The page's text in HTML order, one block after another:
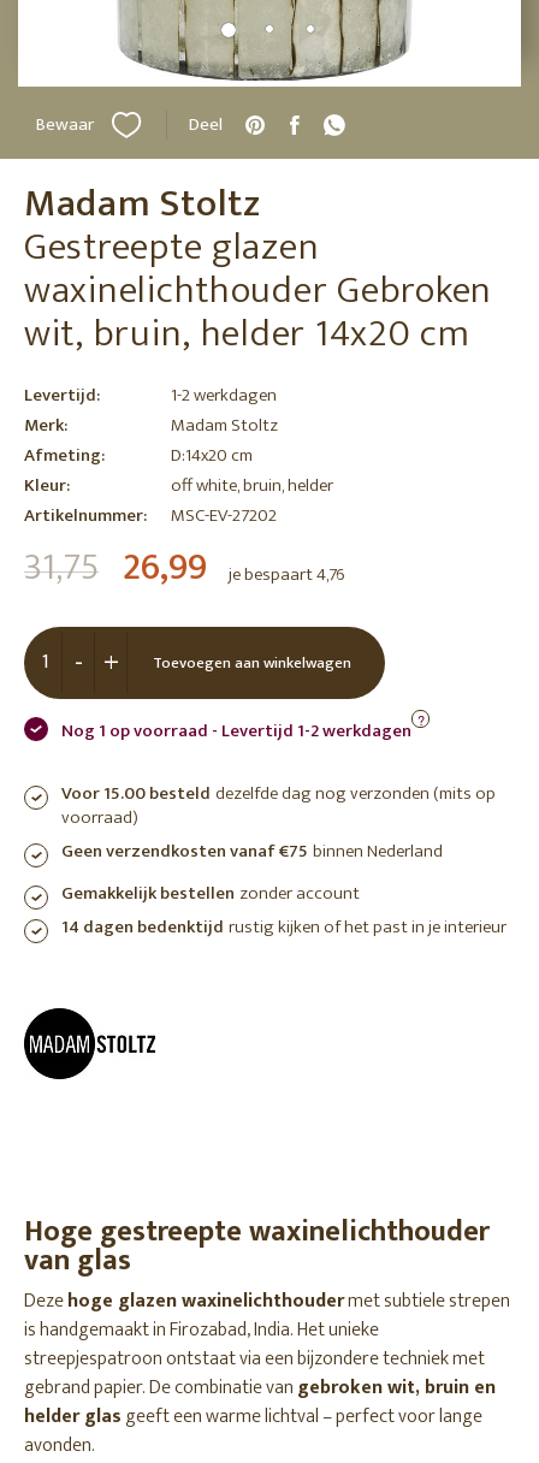
Bewaar Deel
Madam Stoltz
Gestreepte glazen
waxinelichthouder Gebroken
wit, bruin, helder 14x20 cm
Levertijd:
1-2 werkdagen
Merk:
Madam Stoltz
Afmeting:
D:14x20 cm
Kleur:
off white, bruin, helder
Artikelnummer:
MSC-EV-27202
31,75 26,99 je bespaart 4,76
+
- Toevoegen aan winkelwagen
Nog 1 op voorraad - Levertijd 1-2 werkdagen ?
Voor 15.00 besteld dezelfde dag nog verzonden (mits op
voorraad)
Geen verzendkosten vanaf €75 binnen Nederland
Gemakkelijk bestellen zonder account
14 dagen bedenktijd rustig kijken of het past in je interieur
Hoge gestreepte waxinelichthouder
van glas
Dezehoge glazen waxinelichthoudermet subtiele strepen
is handgemaakt in Firozabad, India. Het unieke
streepjespatroon ontstaat via een bijzondere techniek met
gebrand papier. De combinatie vangebroken wit, bruin en
helder glasgeeft een warme lichtval – perfect voor lange
avonden.